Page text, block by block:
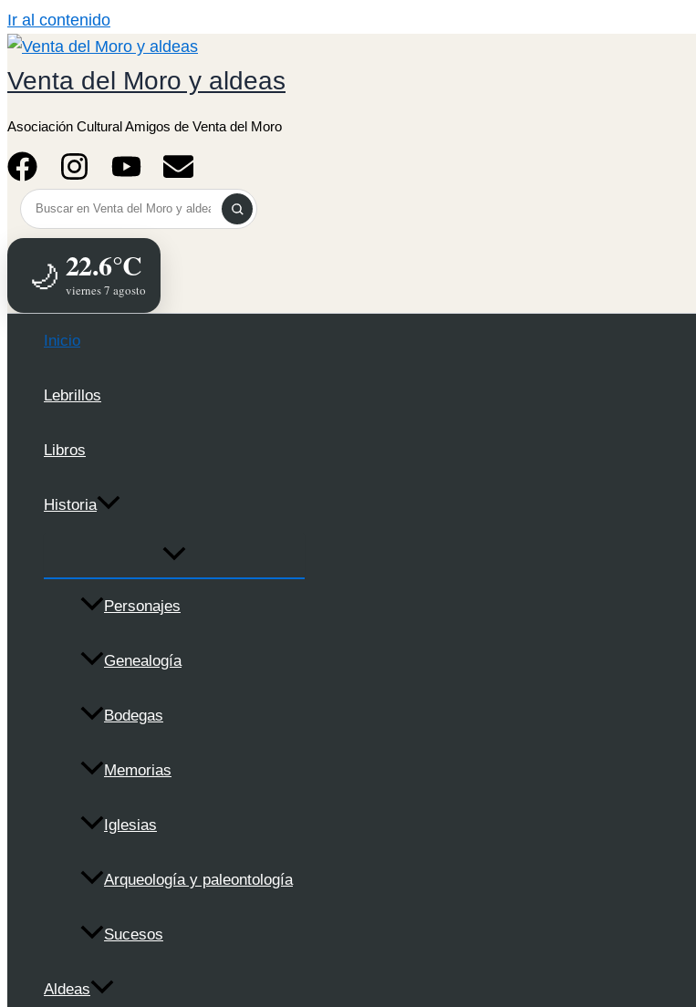
Ir al contenido
Venta del Moro y aldeas
Asociación Cultural Amigos de Venta del Moro
🌙 22.6°C
viernes 7 agosto
Inicio
Lebrillos
Libros
Historia
Personajes
Genealogía
Bodegas
Memorias
Iglesias
Arqueología y paleontología
Sucesos
Aldeas